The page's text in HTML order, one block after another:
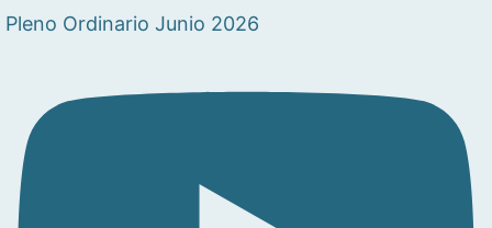
Pleno Ordinario Junio 2026